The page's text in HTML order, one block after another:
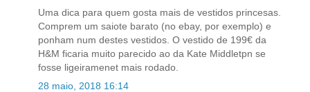
Uma dica para quem gosta mais de vestidos princesas.
Comprem um saiote barato (no ebay, por exemplo) e
ponham num destes vestidos. O vestido de 199€ da
H&M ficaria muito parecido ao da Kate Middletpn se
fosse ligeiramenet mais rodado.
28 maio, 2018 16:14